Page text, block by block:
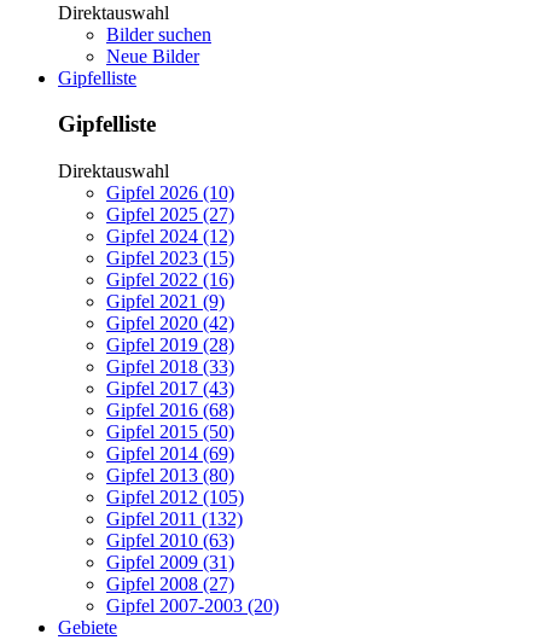
Direktauswahl
Bilder suchen
Neue Bilder
Gipfelliste
Gipfelliste
Direktauswahl
Gipfel 2026 (10)
Gipfel 2025 (27)
Gipfel 2024 (12)
Gipfel 2023 (15)
Gipfel 2022 (16)
Gipfel 2021 (9)
Gipfel 2020 (42)
Gipfel 2019 (28)
Gipfel 2018 (33)
Gipfel 2017 (43)
Gipfel 2016 (68)
Gipfel 2015 (50)
Gipfel 2014 (69)
Gipfel 2013 (80)
Gipfel 2012 (105)
Gipfel 2011 (132)
Gipfel 2010 (63)
Gipfel 2009 (31)
Gipfel 2008 (27)
Gipfel 2007-2003 (20)
Gebiete